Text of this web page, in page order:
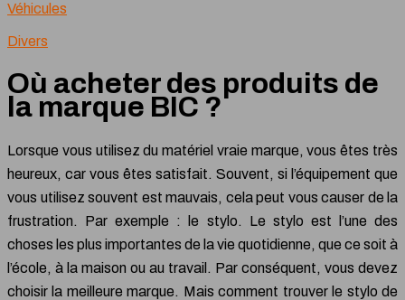
Véhicules
Divers
Où acheter des produits de
la marque BIC ?
Lorsque vous utilisez du matériel vraie marque, vous êtes très
heureux, car vous êtes satisfait. Souvent, si l’équipement que
vous utilisez souvent est mauvais, cela peut vous causer de la
frustration. Par exemple : le stylo. Le stylo est l’une des
choses les plus importantes de la vie quotidienne, que ce soit à
l’école, à la maison ou au travail. Par conséquent, vous devez
choisir la meilleure marque. Mais comment trouver le stylo de